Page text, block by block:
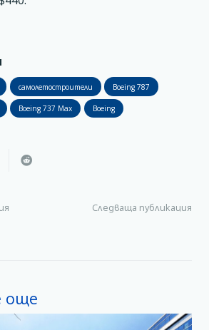
самолетостроители Boeing 787
Boeing 737 Max Boeing
Следваща публикация
още